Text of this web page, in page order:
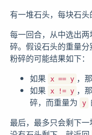
有一堆石头，每块石头
每一回合，从中选出两
碎。假设石头的重量分
粉碎的可能结果如下：
如果
x == y ，
如果
x != y ，
碎，而重量为
y
最后，最多只会剩下